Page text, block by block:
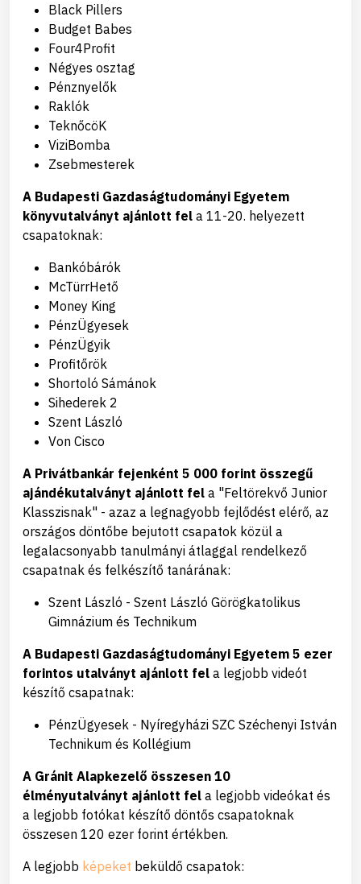
Black Pillers
Budget Babes
Four4Profit
Négyes osztag
Pénznyelők
Raklók
TeknőcöK
ViziBomba
Zsebmesterek
A Budapesti Gazdaságtudományi Egyetem
könyvutalványt ajánlott fel a 11-20. helyezett
csapatoknak:
Bankóbárók
McTürrHető
Money King
PénzÜgyesek
PénzÜgyik
Profitőrök
Shortoló Sámánok
Sihederek 2
Szent László
Von Cisco
A Privátbankár fejenként 5 000 forint összegű
ajándékutalványt ajánlott fel a "Feltörekvő Junior
Klasszisnak" - azaz a legnagyobb fejlődést elérő, az
országos döntőbe bejutott csapatok közül a
legalacsonyabb tanulmányi átlaggal rendelkező
csapatnak és felkészítő tanárának:
Szent László - Szent László Görögkatolikus
Gimnázium és Technikum
A Budapesti Gazdaságtudományi Egyetem 5 ezer
forintos utalványt ajánlott fel a legjobb videót
készítő csapatnak:
PénzÜgyesek - Nyíregyházi SZC Széchenyi István
Technikum és Kollégium
A Gránit Alapkezelő összesen 10
élményutalványt ajánlott fel a legjobb videókat és
a legjobb fotókat készítő döntős csapatoknak
összesen 120 ezer forint értékben.
A legjobb képeket beküldő csapatok: